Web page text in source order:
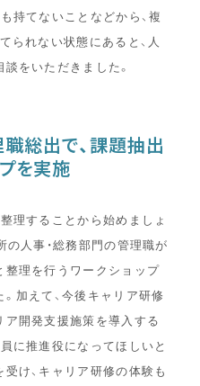
持てないことなどから、複
られない状態にあると、人
をいただきました。
総出で、課題抽出
を実施
理することから始めましょ
の人事・総務部門の管理職が
理を行うワークショップ
加えて、今後キャリア研修
開発支援施策を導入する
に推進役になってほしいと
け、キャリア研修の体験も